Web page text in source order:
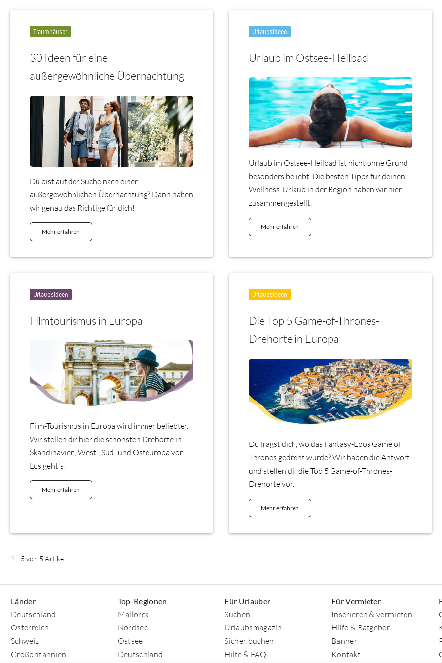
Traumhäuser
30 Ideen für eine
außergewöhnliche Übernachtung
Du bist auf der Suche nach einer
außergewöhnlichen Übernachtung? Dann haben
wir genau das Richtige für dich!
Mehr erfahren
Urlaubsideen
Urlaub im Ostsee-Heilbad
Urlaub im Ostsee-Heilbad ist nicht ohne Grund
besonders beliebt. Die besten Tipps für deinen
Wellness-Urlaub in der Region haben wir hier
zusammengestellt.
Mehr erfahren
Urlaubsideen
Filmtourismus in Europa
Film-Tourismus in Europa wird immer beliebter.
Wir stellen dir hier die schönsten Drehorte in
Skandinavien, West-, Süd- und Osteuropa vor.
Los geht's!
Mehr erfahren
Urlaubsideen
Die Top 5 Game-of-Thrones-
Drehorte in Europa
Du fragst dich, wo das Fantasy-Epos Game of
Thrones gedreht wurde? Wir haben die Antwort
und stellen dir die Top 5 Game-of-Thrones-
Drehorte vor.
Mehr erfahren
1 - 5 von 5 Artikel
Länder
Deutschland
Österreich
Schweiz
Großbritannien
Top-Regionen
Mallorca
Nordsee
Ostsee
Deutschland
Für Urlauber
Suchen
Urlaubsmagazin
Sicher buchen
Hilfe & FAQ
Für Vermieter
Inserieren & vermieten
Hilfe & Ratgeber
Banner
Kontakt